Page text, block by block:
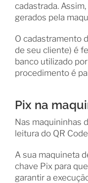
cadastrada.
gerados pela
O cadastramento
de seu cliente) é
banco utilizado
procedimento é
Pix na
Nas maquininhas
leitura do QR
A sua maquineta
chave Pix para
garantir a